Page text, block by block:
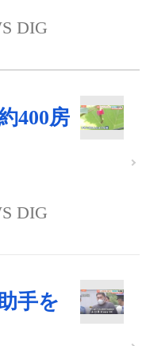
DIG
400房
DIG
手を